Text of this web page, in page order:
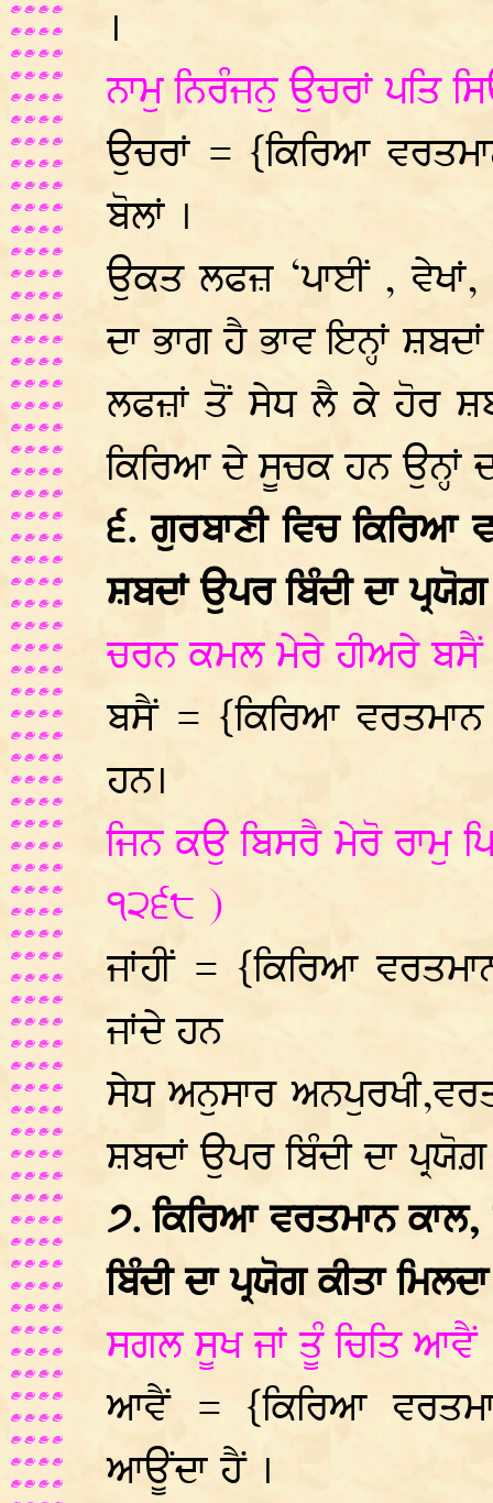
।
ਨਾਮੁ ਨਿਰੰਜਨੁ ਉਚਰਾਂ ਪਤਿ
ਉਚਰਾਂ = {ਕਿਰਿਆ
ਬੋਲਾਂ ।
ਉਕਤ ਲਫਜ਼ ‘ਪਾਈਂ , ਵੇਖਾਂ,
ਦਾ ਭਾਗ ਹੈ ਭਾਵ ਇਨ੍ਹਾਂ
ਲਫਜ਼ਾਂ ਤੋਂ ਸੇਧ ਲੈ ਕੇ ਹੋਰ
ਕਿਰਿਆ ਦੇ ਸੂਚਕ ਹਨ ਉਨ੍ਹਾਂ
੬. ਗੁਰਬਾਣੀ ਵਿਚ
ਸ਼ਬਦਾਂ ਉਪਰ ਬਿੰਦੀ ਦਾ
ਚਰਨ ਕਮਲ ਮੇਰੇ ਹੀਅਰੇ ਬਸੈਂ
ਬਸੈਂ = {ਕਿਰਿਆ
ਹਨ।
ਜਿਨ ਕਉ ਬਿਸਰੈ ਮੇਰੋ ਰਾਮੁ
੧੨੬੮ )
ਜਾਂਹੀਂ = {ਕਿਰਿਆ
ਜਾਂਦੇ ਹਨ
ਸੇਧ ਅਨੁਸਾਰ
ਸ਼ਬਦਾਂ ਉਪਰ ਬਿੰਦੀ ਦਾ
੭. ਕਿਰਿਆ ਵਰਤਮਾਨ
ਬਿੰਦੀ ਦਾ ਪ੍ਰਯੋਗ ਕੀਤਾ
ਸਗਲ ਸੂਖ ਜਾਂ ਤੂੰ ਚਿਤਿ
ਆਵੈਂ = {ਕਿਰਿਆ
ਆਊਂਦਾ ਹੈਂ ।